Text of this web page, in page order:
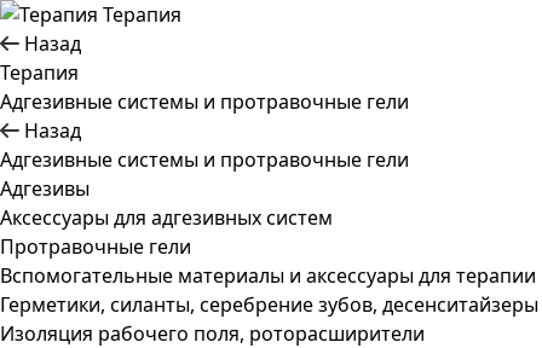
Терапия
Назад
Терапия
Адгезивные системы и протравочные гели
Назад
Адгезивные системы и протравочные гели
Адгезивы
Аксессуары для адгезивных систем
Протравочные гели
Вспомогательные материалы и аксессуары для терапии
Герметики, силанты, серебрение зубов, десенситайзеры
Изоляция рабочего поля, роторасширители